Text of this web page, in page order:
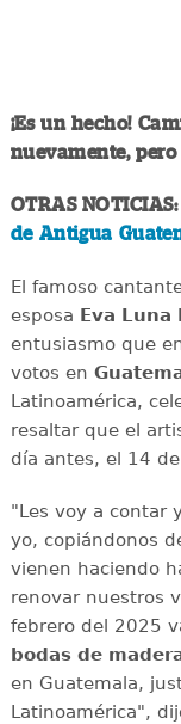
¡Es un hecho!
nuevamente,
OTRAS NOTICIAS:
de Antigua
El famoso
esposa Eva Luna
entusiasmo que
votos en
Latinoamérica,
resaltar que el
día antes, el 14
"Les voy a contar
yo, copiándonos
vienen haciendo
renovar nuestros
febrero del 2025
bodas de
en Guatemala,
Latinoamérica",